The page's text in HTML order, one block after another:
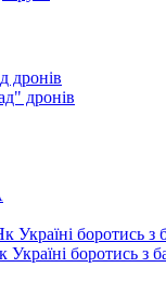
дронів
боротись з